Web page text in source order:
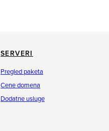
SERVERI
Pregled paketa
Cene domena
Dodatne usluge